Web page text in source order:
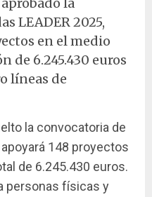
LEADER 2025,
en el medio
de 6.245.430 euros
líneas de
la convocatoria de
apoyará 148 proyectos
de 6.245.430 euros.
personas físicas y